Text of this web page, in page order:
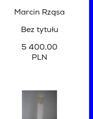
Marcin Rząsa
Bez tytułu
5 400,00
PLN